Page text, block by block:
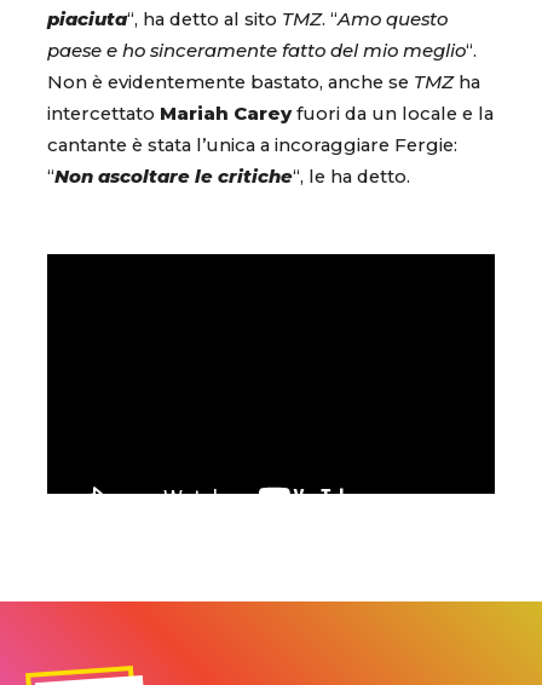
piaciuta“, ha detto al sito TMZ. “Amo questo
paese e ho sinceramente fatto del mio meglio“.
Non è evidentemente bastato, anche se TMZha
intercettato Mariah Careyfuori da un locale e la
cantante è stata l’unica a incoraggiare Fergie:
“Non ascoltare le critiche“, le ha detto.